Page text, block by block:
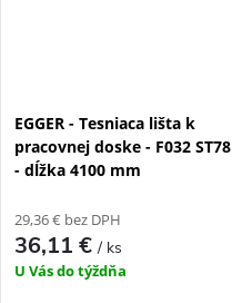
EGGER - Tesniaca lišta k
pracovnej doske - F032 ST78
- dĺžka 4100 mm
29,36 € bez DPH
36,11 €/ ks
U Vás do týždňa